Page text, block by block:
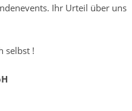
Ihr Urteil über uns
selbst !